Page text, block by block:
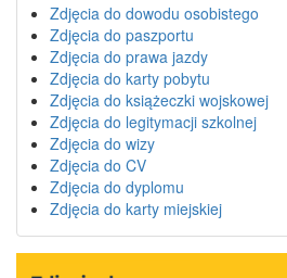
Zdjęcia do dowodu osobistego
Zdjęcia do paszportu
Zdjęcia do prawa jazdy
Zdjęcia do karty pobytu
Zdjęcia do książeczki wojskowej
Zdjęcia do legitymacji szkolnej
Zdjęcia do wizy
Zdjęcia do CV
Zdjęcia do dyplomu
Zdjęcia do karty miejskiej